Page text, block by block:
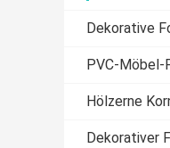
Dekorative
PVC-Möbel-
Hölzerne
Dekorativer